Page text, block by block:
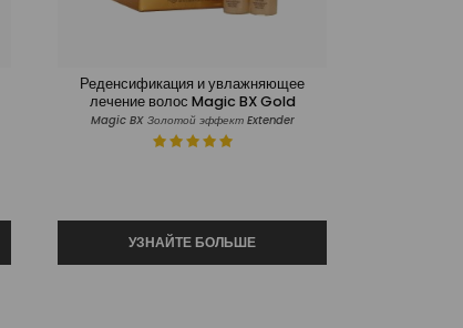
Реденсификация и увлажняющее
лечение волос Magic BX Gold
Magic BX Золотой эффект Extender